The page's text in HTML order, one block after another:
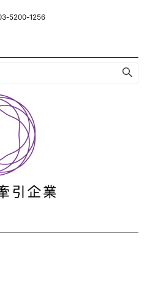
5200-1256